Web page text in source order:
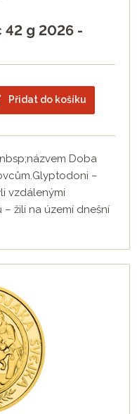
42 g 2026 -
Přidat do košíku
Doba
–
vzdálenými
žili na území dnešní